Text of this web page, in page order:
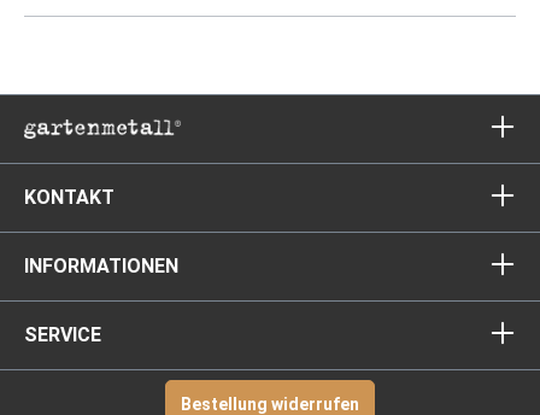
KONTAKT
INFORMATIONEN
SERVICE
Bestellung widerrufen